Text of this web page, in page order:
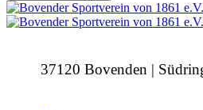
37120 Bovenden |